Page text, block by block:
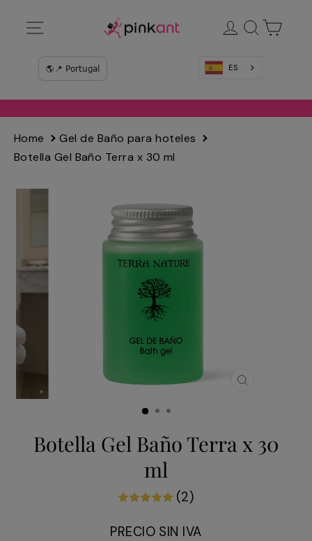
directamente
Ingresar
Buscar
ES
Home
Gel de Baño para hoteles
Botella Gel Baño Terra x 30 ml
Botella Gel Baño Terra x 30
ml
(2)
PRECIO SIN IVA